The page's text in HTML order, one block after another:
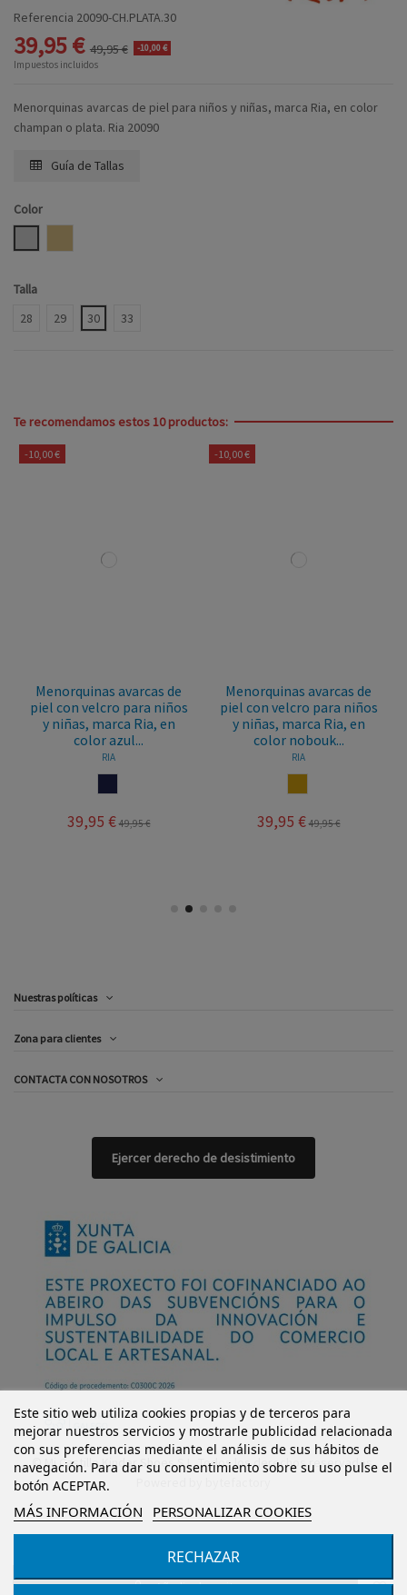
Referencia 20090-CH.PLATA.30
39,95 € 49,95 € -10,00 €
Impuestos incluidos
Menorquinas avarcas de piel para niños y niñas, marca Ria, en color
champan o plata. Ria 20090
Guía de Tallas
Color
Talla
28
29 30 33
Añadir al carrito
Te recomendamos estos 10 productos:
-10,00 €
Menorquinas avarcas de
piel con velcro para niños
y niñas, marca Ria, en
color azul...
RIA
39,95 € 49,95 €
-10,00 €
Menorquinas avarcas de
piel con velcro para niños
y niñas, marca Ria, en
color nobouk...
RIA
39,95 € 49,95 €
Nuestras políticas
Zona para clientes
CONTACTA CON NOSOTROS
Este sitio web utiliza cookies propias y de terceros para
mejorar nuestros servicios y mostrarle publicidad relacionada
con sus preferencias mediante el análisis de sus hábitos de
navegación. Para dar su consentimiento sobre su uso pulse el
botón ACEPTAR.
MÁS INFORMACIÓN PERSONALIZAR COOKIES
RECHAZAR
Ejercer derecho de desistimiento
© Mi Castillo Kinder Shoes S.L. Todos los derechos reservados.